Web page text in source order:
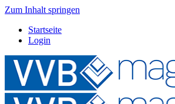
Zum Inhalt springen
Startseite
Login